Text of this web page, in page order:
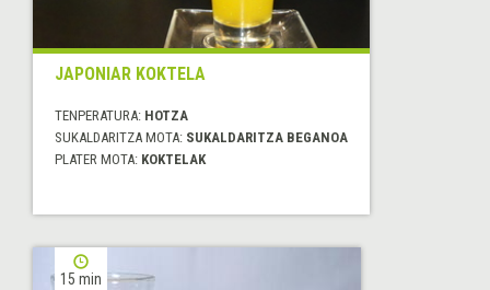
JAPONIAR KOKTELA
TENPERATURA: HOTZA
SUKALDARITZA MOTA: SUKALDARITZA BEGANOA
PLATER MOTA: KOKTELAK
15 min